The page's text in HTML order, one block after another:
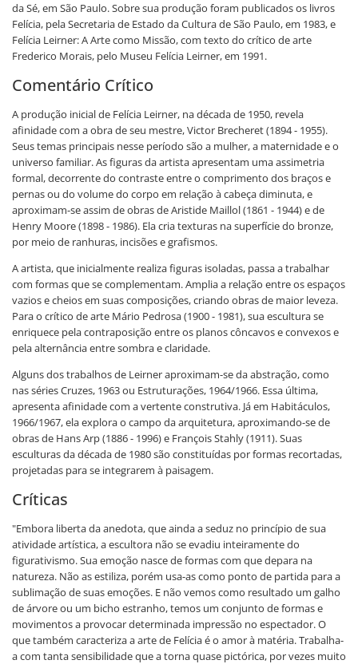
da Sé, em São Paulo. Sobre sua produção foram publicados os livros
Felícia, pela Secretaria de Estado da Cultura de São Paulo, em 1983, e
Felícia Leirner: A Arte como Missão, com texto do crítico de arte
Frederico Morais, pelo Museu Felícia Leirner, em 1991.
Comentário Crítico
A produção inicial de Felícia Leirner, na década de 1950, revela
afinidade com a obra de seu mestre, Victor Brecheret (1894 - 1955).
Seus temas principais nesse período são a mulher, a maternidade e o
universo familiar. As figuras da artista apresentam uma assimetria
formal, decorrente do contraste entre o comprimento dos braços e
pernas ou do volume do corpo em relação à cabeça diminuta, e
aproximam-se assim de obras de Aristide Maillol (1861 - 1944) e de
Henry Moore (1898 - 1986). Ela cria texturas na superfície do bronze,
por meio de ranhuras, incisões e grafismos.
A artista, que inicialmente realiza figuras isoladas, passa a trabalhar
com formas que se complementam. Amplia a relação entre os espaços
vazios e cheios em suas composições, criando obras de maior leveza.
Para o crítico de arte Mário Pedrosa (1900 - 1981), sua escultura se
enriquece pela contraposição entre os planos côncavos e convexos e
pela alternância entre sombra e claridade.
Alguns dos trabalhos de Leirner aproximam-se da abstração, como
nas séries Cruzes, 1963 ou Estruturações, 1964/1966. Essa última,
apresenta afinidade com a vertente construtiva. Já em Habitáculos,
1966/1967, ela explora o campo da arquitetura, aproximando-se de
obras de Hans Arp (1886 - 1996) e François Stahly (1911). Suas
esculturas da década de 1980 são constituídas por formas recortadas,
projetadas para se integrarem à paisagem.
Críticas
"Embora liberta da anedota, que ainda a seduz no princípio de sua
atividade artística, a escultora não se evadiu inteiramente do
figurativismo. Sua emoção nasce de formas com que depara na
natureza. Não as estiliza, porém usa-as como ponto de partida para a
sublimação de suas emoções. E não vemos como resultado um galho
de árvore ou um bicho estranho, temos um conjunto de formas e
movimentos a provocar determinada impressão no espectador. O
que também caracteriza a arte de Felícia é o amor à matéria. Trabalha-
a com tanta sensibilidade que a torna quase pictórica, por vezes muito